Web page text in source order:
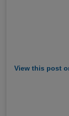
View this post